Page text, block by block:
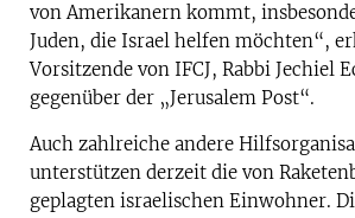
von Amerikanern kommt,
Juden, die Israel helfen möchten“,
Vorsitzende von IFCJ, Rabbi Jechiel
gegenüber der „Jerusalem Post“.
Auch zahlreiche andere
unterstützen derzeit die von
geplagten israelischen Einwohner.